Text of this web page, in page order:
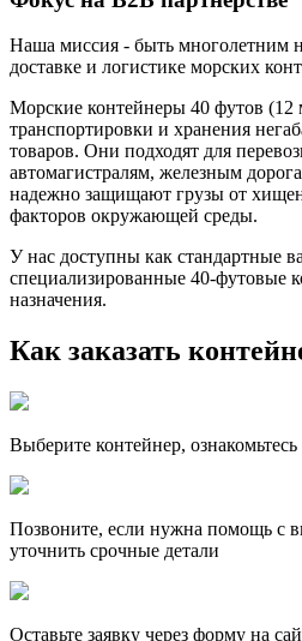
Наша миссия - быть многолетним
доставке и логистике морских
Морские контейнеры 40 футов (12
транспортировки и хранения
товаров. Они подходят для
автомагистралям, железным
надежно защищают грузы от
факторов окружающей среды.
У нас доступны как стандартные
специализированные 40-футовые
назначения.
Как заказать
Выберите контейнер,
Позвоните, если нужна помощь с
уточнить срочные детали
Оставьте заявку через форму на